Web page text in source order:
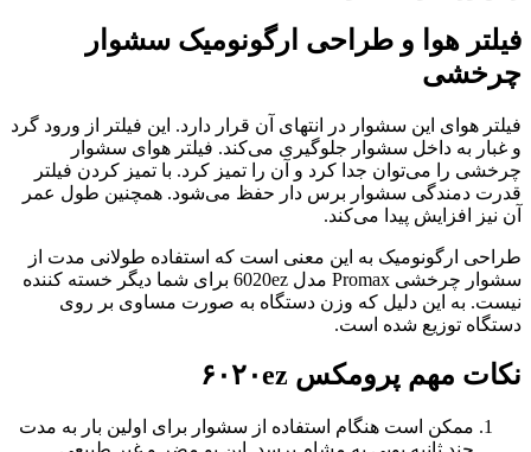
فیلتر هوا و طراحی ارگونومیک سشوار
چرخشی
فیلتر هوای این سشوار در انتهای آن قرار دارد. این فیلتر از ورود گرد
و غبار به داخل سشوار جلوگیری می‌کند. فیلتر هوای سشوار
چرخشی را می‌توان جدا کرد و آن را تمیز کرد. با تمیز کردن فیلتر
قدرت دمندگی سشوار برس دار حفظ می‌شود. همچنین طول عمر
آن نیز افزایش پیدا می‌کند.
طراحی ارگونومیک به این معنی است که استفاده طولانی مدت از
سشوار چرخشی Promax مدل 6020ez برای شما دیگر خسته کننده
نیست. به این دلیل که وزن دستگاه به صورت مساوی بر روی
دستگاه توزیع شده است.
نکات مهم پرومکس ۶۰۲۰ez
ممکن است هنگام استفاده از سشوار برای اولین بار به مدت